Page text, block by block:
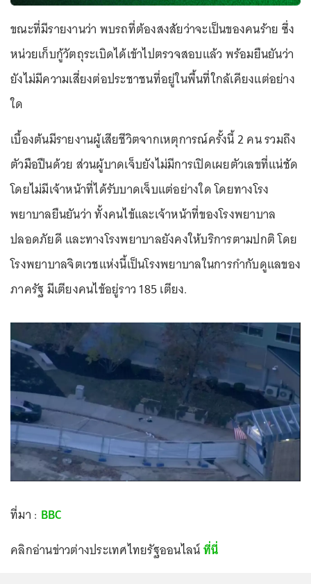
ขณะที่มีรายงานว่า พบรถที่ต้องสงสัยว่าจะเป็นของคนร้าย ซึ่ง
หน่วยเก็บกู้วัตถุระเบิดได้เข้าไปตรวจสอบแล้ว พร้อมยืนยันว่า
ยังไม่มีความเสี่ยงต่อประชาชนที่อยู่ในพื้นที่ใกล้เคียงแต่อย่าง
ใด
เบื้องต้นมีรายงานผู้เสียชีวิตจากเหตุการณ์ครั้งนี้ 2 คน รวมถึง
ตัวมือปืนด้วย ส่วนผู้บาดเจ็บยังไม่มีการเปิดเผยตัวเลขที่แน่ชัด
โดยไม่มีเจ้าหน้าที่ได้รับบาดเจ็บแต่อย่างใด โดยทางโรง
พยาบาลยืนยันว่า ทั้งคนไข้และเจ้าหน้าที่ของโรงพยาบาล
ปลอดภัยดี และทางโรงพยาบาลยังคงให้บริการตามปกติ โดย
โรงพยาบาลจิตเวชแห่งนี้เป็นโรงพยาบาลในการกำกับดูแลของ
ภาครัฐ มีเตียงคนไข้อยู่ราว 185 เตียง.
ที่มา : BBC
คลิกอ่านข่าวต่างประเทศไทยรัฐออนไลน์ที่นี่